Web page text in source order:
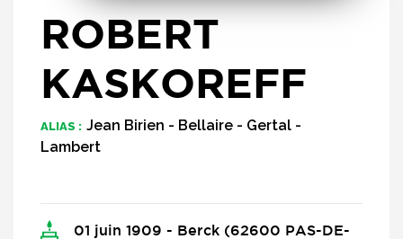
ROBERT
KASKOREFF
ALIAS : Jean Birien - Bellaire - Gertal -
Lambert
01 juin 1909 - Berck (62600 PAS-DE-